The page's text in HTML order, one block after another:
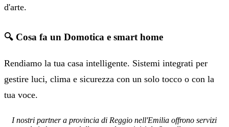
d'arte.
🔍 Cosa fa un Domotica e smart home
Rendiamo la tua casa intelligente. Sistemi integrati per
gestire luci, clima e sicurezza con un solo tocco o con la
tua voce.
I nostri partner a provincia di Reggio nell'Emilia offrono servizi